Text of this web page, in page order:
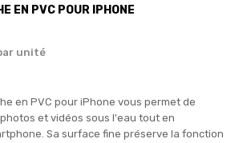
EN PVC POUR IPHONE
unité
en PVC pour iPhone vous permet de
et vidéos sous l'eau tout en
Sa surface fine préserve la fonction